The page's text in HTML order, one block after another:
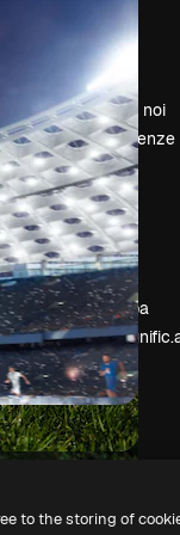
Chi siamo
Recensioni
Lavora con noi
Cerca tendenze
Blog
Eventi
Slidesgo
Vendi i tuoi
contenuti
Sala stampa
Cerchi
to the storing of